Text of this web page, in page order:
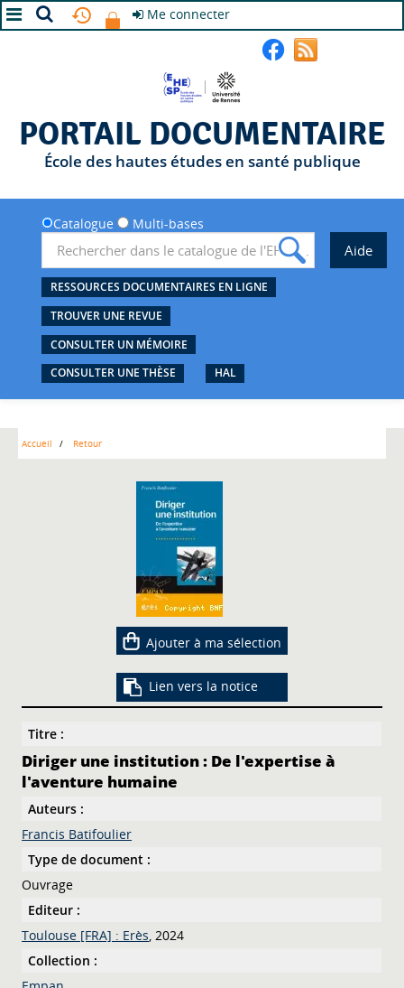
Me connecter
PORTAIL DOCUMENTAIRE
École des hautes études en santé publique
Catalogue Multi-bases
RESSOURCES DOCUMENTAIRES EN LIGNE
TROUVER UNE REVUE
CONSULTER UN MÉMOIRE
CONSULTER UNE THÈSE
HAL
Accueil Retour
Ajouter à ma sélection
Lien vers la notice
Titre :
Diriger une institution : De l'expertise à
l'aventure humaine
Auteurs :
Francis Batifoulier
Type de document :
Ouvrage
Editeur :
Toulouse [FRA] : Erès, 2024
Collection :